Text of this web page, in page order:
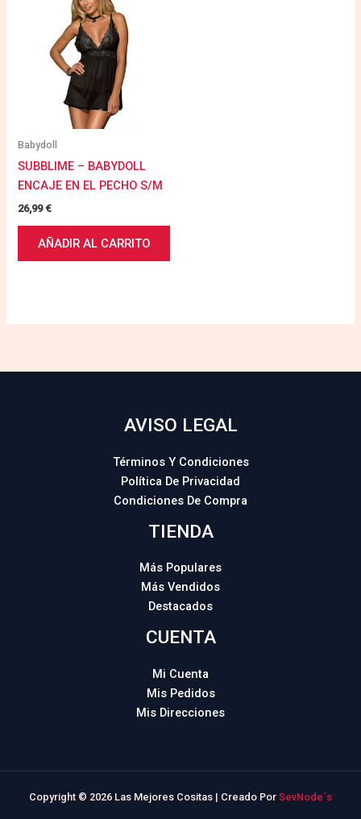
Babydoll
SUBBLIME – BABYDOLL
ENCAJE EN EL PECHO S/M
26,99€
AÑADIR AL CARRITO
AVISO LEGAL
Términos Y Condiciones
Política De Privacidad
Condiciones De Compra
TIENDA
Más Populares
Más Vendidos
Destacados
CUENTA
Mi Cuenta
Mis Pedidos
Mis Direcciones
Copyright © 2026 Las Mejores Cositas | Creado Por SevNode´s